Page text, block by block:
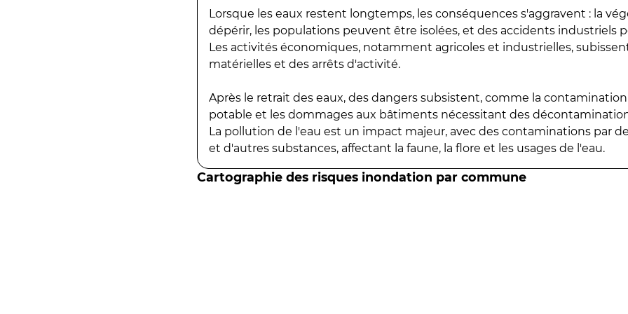
Lorsque les eaux restent longtemps, les conséquences s'aggravent : la
dépérir, les populations peuvent être isolées, et des accidents industriels
Les activités économiques, notamment agricoles et industrielles,
matérielles et des arrêts d'activité.
Après le retrait des eaux, des dangers subsistent, comme la
potable et les dommages aux bâtiments nécessitant des
La pollution de l'eau est un impact majeur, avec des contaminations par
et d'autres substances, affectant la faune, la flore et les usages de l'eau.
Cartographie des risques inondation par commune